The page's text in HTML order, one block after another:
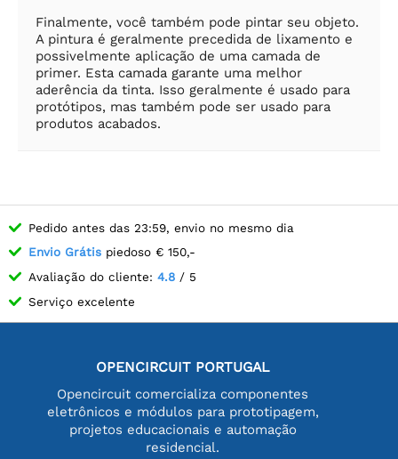
Finalmente, você também pode pintar seu objeto.
A pintura é geralmente precedida de lixamento e
possivelmente aplicação de uma camada de
primer. Esta camada garante uma melhor
aderência da tinta. Isso geralmente é usado para
protótipos, mas também pode ser usado para
produtos acabados.
Pedido antes das 23:59, envio no mesmo dia
Envio Grátis piedoso € 150,-
Avaliação do cliente: 4.8 / 5
Serviço excelente
OPENCIRCUIT PORTUGAL
Opencircuit comercializa componentes
eletrônicos e módulos para prototipagem,
projetos educacionais e automação
residencial.